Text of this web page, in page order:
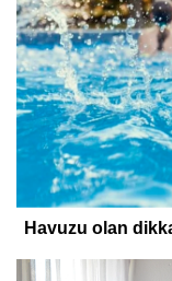
Havuzu olan